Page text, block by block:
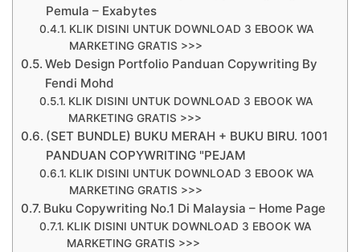
Pemula – Exabytes
KLIK DISINI UNTUK DOWNLOAD 3 EBOOK WA
MARKETING GRATIS >>>
Web Design Portfolio Panduan Copywriting By
Fendi Mohd
KLIK DISINI UNTUK DOWNLOAD 3 EBOOK WA
MARKETING GRATIS >>>
(SET BUNDLE) BUKU MERAH + BUKU BIRU. 1001
PANDUAN COPYWRITING "PEJAM
KLIK DISINI UNTUK DOWNLOAD 3 EBOOK WA
MARKETING GRATIS >>>
Buku Copywriting No.1 Di Malaysia – Home Page
KLIK DISINI UNTUK DOWNLOAD 3 EBOOK WA
MARKETING GRATIS >>>